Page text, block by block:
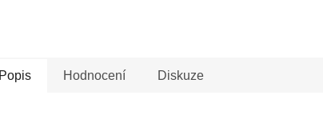
Popis Hodnocení Diskuze